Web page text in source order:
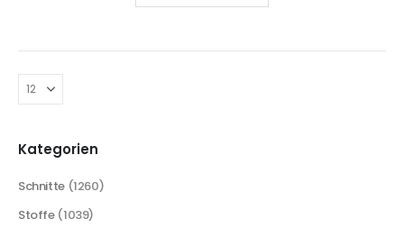
Kategorien
Schnitte (1260)
Stoffe (1039)